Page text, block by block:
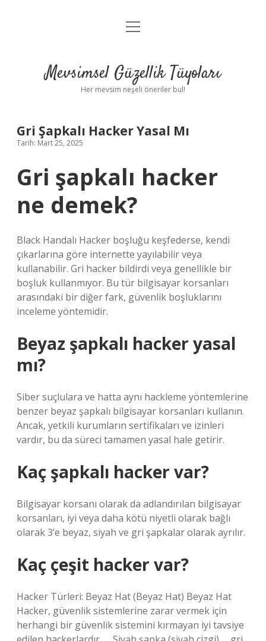
Anasayfa
Yasal Uyarı
menüyü
Mevsimsel Güzellik Tüyoları
Her mevsim neşeli öneriler bul!
Gri Şapkalı Hacker Yasal Mı
Tarih: Mart 25, 2025
Gri şapkalı hacker
ne demek?
Black Handalı Hacker boşluğu keşfederse, kendi
çıkarlarına göre internette yayılabilir veya
kullanabilir. Gri hacker bildirdi veya genellikle bir
boşluk kullanmıyor. Bu tür bilgisayar korsanları
arasındaki bir diğer fark, güvenlik boşluklarını
inceleme yöntemidir.
Beyaz şapkalı hacker yasal
mı?
Siber suçlulara ve hatta aynı hackleme yöntemlerine
benzer beyaz şapkalı bilgisayar korsanları kullanın.
Ancak, yetkili kurumların sertifikaları ve izinleri
vardır, bu da süreci tamamen yasal hale getirir.
Kaç şapkalı hacker var?
Bilgisayar korsanı olarak da adlandırılan bilgisayar
korsanları, iyi veya daha kötü niyetli olarak bağlı
olarak 3’e beyaz, siyah ve gri şapkalar olarak ayrılır.
Kaç çeşit hacker var?
Hacker Türleri: Beyaz Hat (Beyaz Hat) Beyaz Hat
Hacker, güvenlik sistemlerine zarar vermek için
herhangi bir güvenlik sistemini kırmayan iyi tavsiye